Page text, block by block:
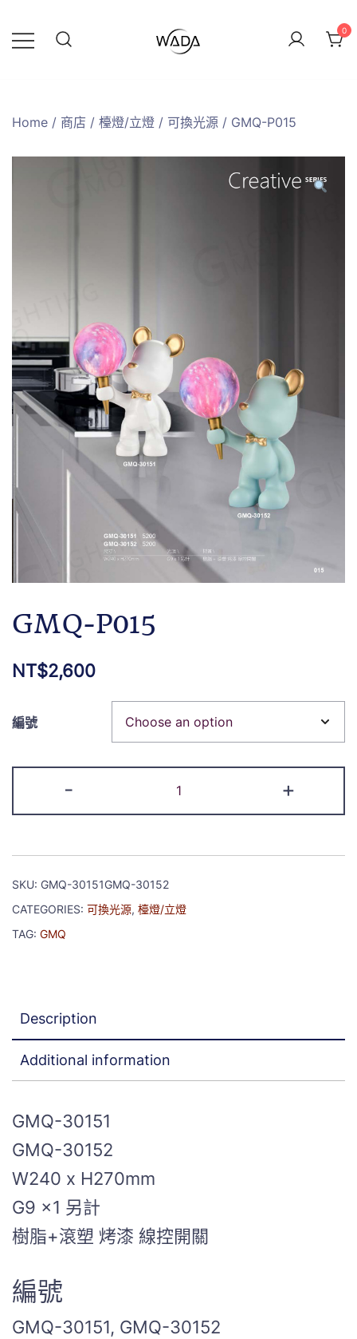
0
Home / 商店 / 檯燈/立燈 / 可換光源 / GMQ-P015
GMQ-P015
NT$2,600
編號
- +
SKU: GMQ-30151GMQ-30152
CATEGORIES: 可換光源, 檯燈/立燈
TAG: GMQ
Description
Additional information
GMQ-30151
GMQ-30152
W240 x H270mm
G9 x1 另計
樹脂+滾塑 烤漆 線控開關
編號
GMQ-30151, GMQ-30152